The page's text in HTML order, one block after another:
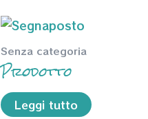
Senza categoria
Prodotto
Leggi tutto